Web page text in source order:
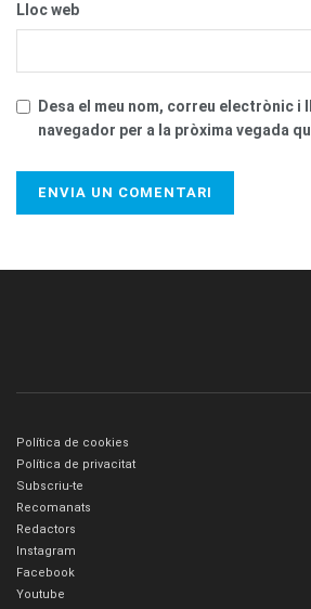
Lloc web
Desa el meu nom, correu electrònic i
navegador per a la pròxima vegada
Política de cookies
Política de privacitat
Subscriu-te
Recomanats
Redactors
Instagram
Facebook
Youtube